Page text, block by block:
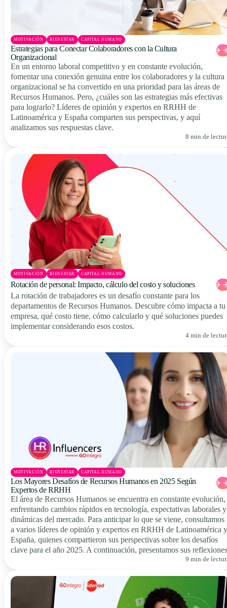
MOTIVACIÓN BIENESTAR CAPITAL HUMANO
Estrategias para Conectar Colaboradores con la Cultura
Organizacional
En un entorno laboral competitivo y en constante evolución,
fomentar una conexión genuina entre los colaboradores y la cultura
organizacional se ha convertido en una prioridad para las áreas de
Recursos Humanos. Pero, ¿cuáles son las estrategias más efectivas
para lograrlo? Líderes de opinión y expertos en RRHH de
Latinoamérica y España comparten sus perspectivas, y aquí
analizamos sus respuestas clave.
8 min de
MOTIVACIÓN BIENESTAR CAPITAL HUMANO
Rotación de personal: Impacto, cálculo del costo y soluciones
La rotación de trabajadores es un desafío constante para los
departamentos de Recursos Humanos. Descubre cómo impacta a tu
empresa, qué costo tiene, cómo calcularlo y qué soluciones puedes
implementar considerando esos costos.
4 min de
MOTIVACIÓN BIENESTAR CAPITAL HUMANO
Los Mayores Desafíos de Recursos Humanos en 2025 Según
Expertos de RRHH
El área de Recursos Humanos se encuentra en constante evolución,
enfrentando cambios rápidos en tecnología, expectativas laborales y
dinámicas del mercado. Para anticipar lo que se viene, consultamos
a varios líderes de opinión y expertos en RRHH de Latinoamérica y
España, quienes compartieron sus perspectivas sobre los desafíos
clave para el año 2025. A continuación, presentamos sus
9 min de